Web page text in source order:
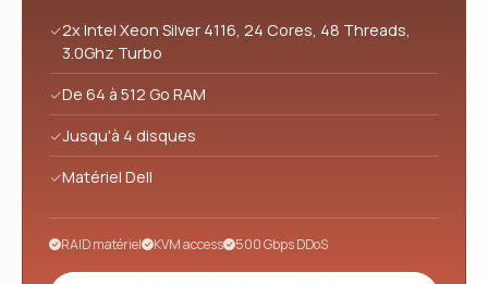
2x Intel Xeon Silver 4116, 24 Cores, 48 Threads,
3.0Ghz Turbo
De 64 à 512 Go RAM
Jusqu'à 4 disques
Matériel Dell
RAID matériel KVM access 500 Gbps DDoS